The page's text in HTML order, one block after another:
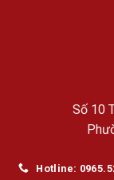
Số 10
Hotline: